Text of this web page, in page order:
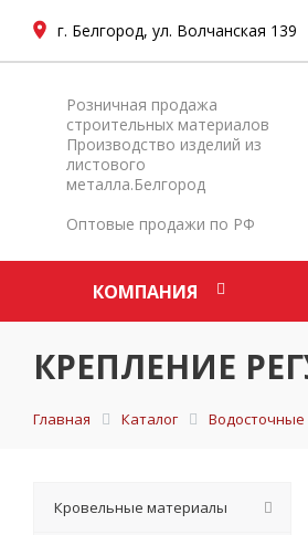
г. Белгород, ул. Волчанская 139
Розничная продажа
строительных материалов
Производство изделий из
листового
металла.Белгород
Оптовые продажи по РФ
КОМПАНИЯ
КРЕПЛЕНИЕ
Главная Каталог Водосточные
Кровельные материалы